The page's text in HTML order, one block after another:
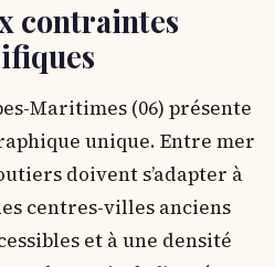
contraintes
Maritimes (06) présente
unique. Entre mer
doivent s’adapter à
centres-villes anciens
et à une densité